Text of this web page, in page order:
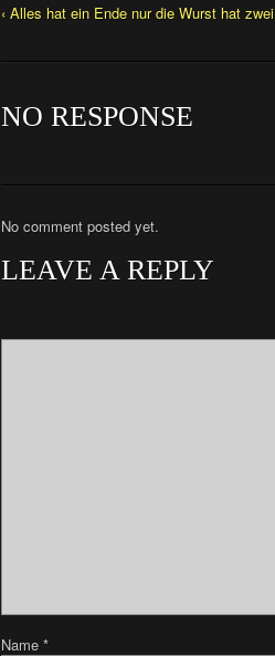
‹ Alles hat ein Ende nur die Wurst hat
NO RESPONSE
No comment posted yet.
LEAVE A REPLY
Name *